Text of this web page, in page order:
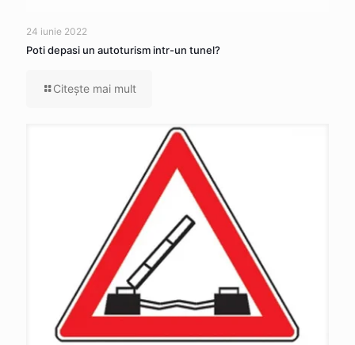
24 iunie 2022
Poti depasi un autoturism intr-un tunel?
Citeşte mai mult